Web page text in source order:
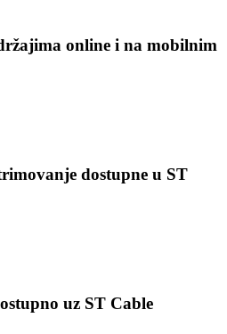
online i na mobilnim
dostupne u ST
uz ST Cable